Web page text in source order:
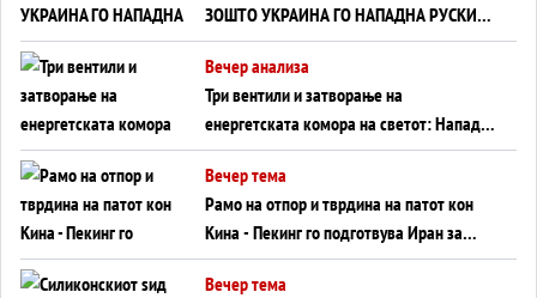
ЗОШТО УКРАИНА ГО НАПАДНА РУСКИОТ
WILDBERRIES
Вечер анализа
Три вентили и затворање на
енергетската комора на светот: Нападот
во Суец најавува глобален енергетски
инфаркт?
Вечер тема
Рамо на отпор и тврдина на патот кон
Кина - Пекинг го подготвува Иран за
американска копнена инвазија
Вечер тема